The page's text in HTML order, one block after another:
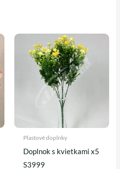
Plastové doplnky
Doplnok s kvietkami x5
S3999